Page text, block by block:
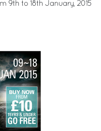
9th to 18th January, 2015